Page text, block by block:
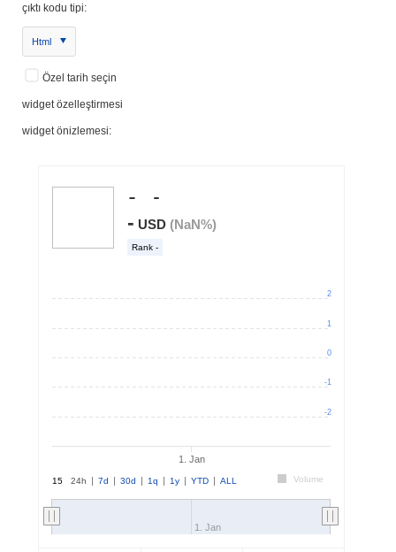
çıktı kodu tipi:
Html
Özel tarih seçin
widget özelleştirmesi
widget önizlemesi: